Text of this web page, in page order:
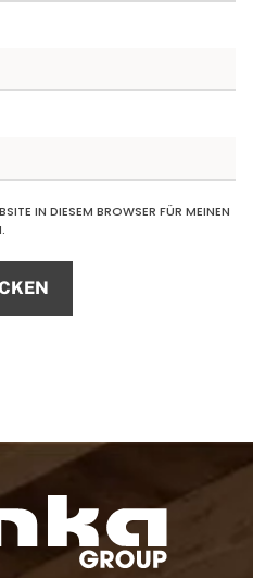
IN DIESEM BROWSER FÜR MEINEN